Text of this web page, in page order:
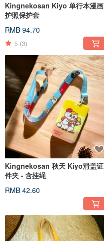
Kingnekosan Kiyo 单行本漫画
护照保护套
RMB 94.70
5 (3)
Kingnekosan 秋天 Kiyo滑盖证
件夹 - 含挂绳
RMB 42.60